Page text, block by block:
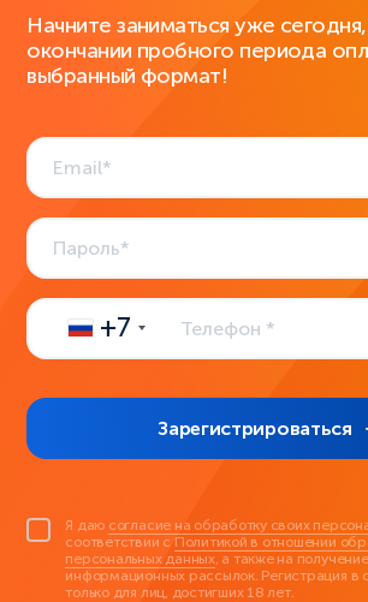
Начните заниматься уже
окончании пробного периода
выбранный формат!
+7
Зарегистрироваться
Я даю согласие на обработку своих
соответствии с Политикой в отношении
персональных данных, а также на
информационных рассылок. Регистрация в
только для лиц, достигших 18 лет.